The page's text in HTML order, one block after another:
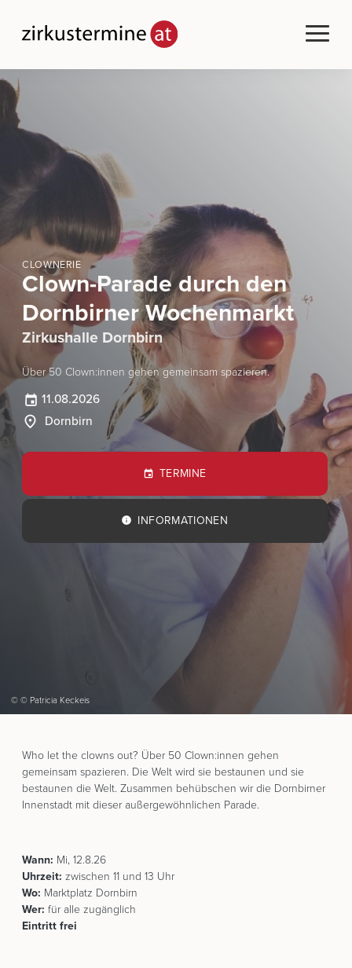
© © Patricia Keckeis
CLOWNERIE
Clown-Parade durch den
Dornbirner Wochenmarkt
Zirkushalle Dornbirn
Über 50 Clown:innen gehen gemeinsam spazieren.
11.08.2026
Dornbirn
TERMINE
INFORMATIONEN
Who let the clowns out? Über 50 Clown:innen gehen
gemeinsam spazieren. Die Welt wird sie bestaunen und sie
bestaunen die Welt. Zusammen behübschen wir die Dornbirner
Innenstadt mit dieser außergewöhnlichen Parade.
Wann: Mi, 12.8.26
Uhrzeit: zwischen 11 und 13 Uhr
Wo: Marktplatz Dornbirn
Wer: für alle zugänglich
Eintritt frei